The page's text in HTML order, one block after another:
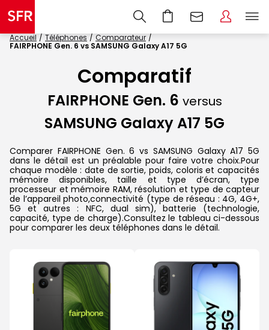
Accueil Téléphones
Comparateur
FAIRPHONE Gen. 6 vs SAMSUNG Galaxy A17 5G
Comparatif
FAIRPHONE Gen. 6 versus
SAMSUNG Galaxy A17 5G
Comparer FAIRPHONE Gen. 6 vs SAMSUNG Galaxy A17 5G
dans le détail est un préalable pour faire votre choix.Pour
chaque modèle : date de sortie, poids, coloris et capacités
mémoire disponibles, taille et type d’écran, type
processeur et mémoire RAM, résolution et type de capteur
de l’appareil photo,connectivité (type de réseau : 4G, 4G+,
5G et autres : NFC, dual sim), batterie (technologie,
capacité, type de charge).Consultez le tableau ci-dessous
pour comparer les deux téléphones dans le détail.